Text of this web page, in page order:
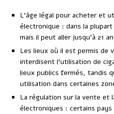
L’âge légal pour acheter et
électronique : dans la
mais il peut aller jusqu’à 21
Les lieux où il est permis de
interdisent l’utilisation de
lieux publics fermés, tandis
utilisation dans certaines
La régulation sur la vente et
électroniques : certains